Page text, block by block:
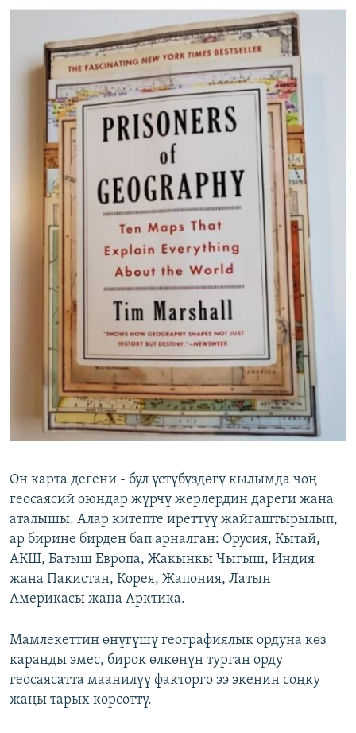
Он карта дегени - бул үстүбүздөгү кылымда чоң
геосаясий оюндар жүрчү жерлердин дареги жана
аталышы. Алар китепте иреттүү жайгаштырылып,
ар бирине бирден бап арналган: Орусия, Кытай,
АКШ, Батыш Европа, Жакынкы Чыгыш, Индия
жана Пакистан, Корея, Жапония, Латын
Америкасы жана Арктика.
Мамлекеттин өнүгүшү географиялык ордуна көз
каранды эмес, бирок өлкөнүн турган орду
геосаясатта маанилүү факторго ээ экенин соңку
жаңы тарых көрсөттү.